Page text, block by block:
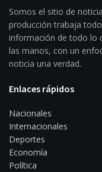
Somos el sitio de
producción trabaja
información de todo lo
las manos, con un
noticia una verdad.
Enlaces rápidos
Nacionales
Internacionales
Deportes
Economía
Política